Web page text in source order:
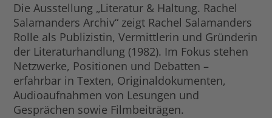
Die Ausstellung „Literatur & Haltung. Rachel
Salamanders Archiv“ zeigt Rachel Salamanders
Rolle als Publizistin, Vermittlerin und Gründerin
der Literaturhandlung (1982). Im Fokus stehen
Netzwerke, Positionen und Debatten –
erfahrbar in Texten, Originaldokumenten,
Audioaufnahmen von Lesungen und
Gesprächen sowie Filmbeiträgen.